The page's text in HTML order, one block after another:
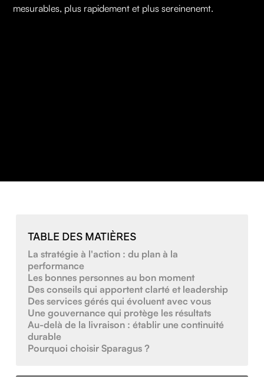
mesurables, plus rapidement et plus sereinenemt.
TABLE DES MATIÈRES
La stratégie à l'action : du plan à la
performance
Les bonnes personnes au bon moment
Des conseils qui apportent clarté et leadership
Des services gérés qui évoluent avec vous
Une gouvernance qui protège les résultats
Au-delà de la livraison : établir une continuité
durable
Pourquoi choisir Sparagus ?